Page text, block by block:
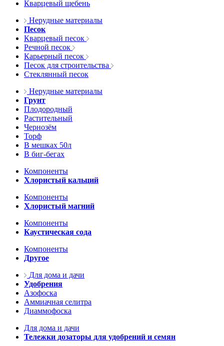
Кварцевый щебень
Нерудные материалы
Песок
Кварцевый песок
Речной песок
Карьерный песок
Песок для строительства
Стеклянный песок
Нерудные материалы
Грунт
Плодородный
Растительный
Чернозём
Торф
В мешках 50л
В биг-бегах
Компоненты
Хлористый кальций
Компоненты
Хлористый магний
Компоненты
Каустическая сода
Компоненты
Другое
Для дома и дачи
Удобрения
Азофоска
Аммиачная селитра
Диаммофоска
Для дома и дачи
Тележки дозаторы для удобрений и семян